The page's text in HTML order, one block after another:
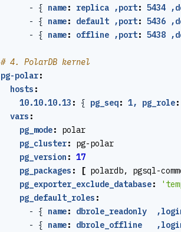
- { name: replica ,port: 5434
- { name: default ,port: 5436
- { name: offline ,port: 5438
# 4. PolarDB kernel
pg-polar:
hosts :
10.10.10.13 : { pg_seq: 1, pg_role:
vars :
pg_mode:
polar
pg_cluster:
pg-polar
pg_version : 17
pg_packages : [ polardb, pgsql-
pg_exporter_exclude_database:
pg_default_roles :
- { name: dbrole_readonly
- { name: dbrole_offline